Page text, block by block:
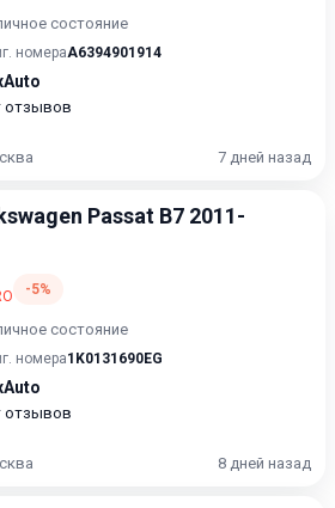
состояние
номераA6394901914
отзывов
7 дней назад
Passat B7 2011-
-5%
состояние
номера1K0131690EG
отзывов
8 дней назад